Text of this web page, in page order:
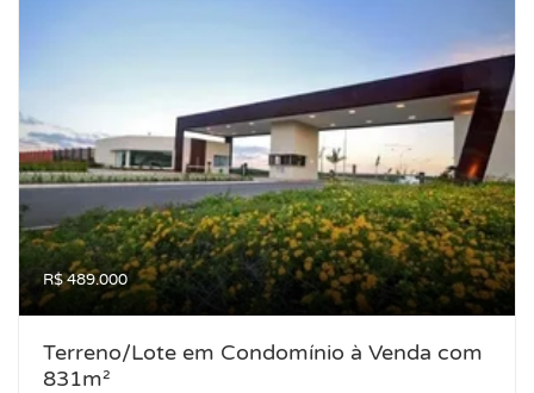
R$ 489.000
Terreno/Lote em Condomínio à Venda com
831m²